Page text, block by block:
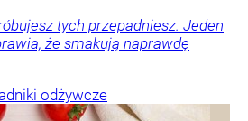
tych przepadniesz. Jeden
że smakują naprawdę
odżywcze